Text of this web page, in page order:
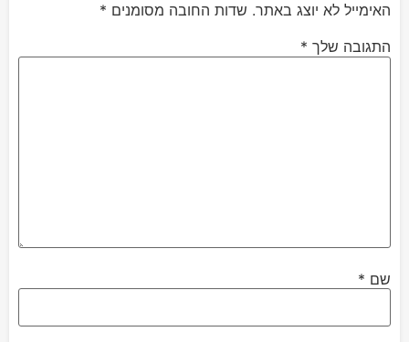
האימייל לא יוצג באתר. שדות החובה מסומנים *
התגובה שלך *
שם *